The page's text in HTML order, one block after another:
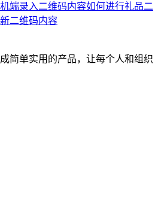
端录入二维码内容如何进行礼品二
二维码内容
简单实用的产品，让每个人和组织